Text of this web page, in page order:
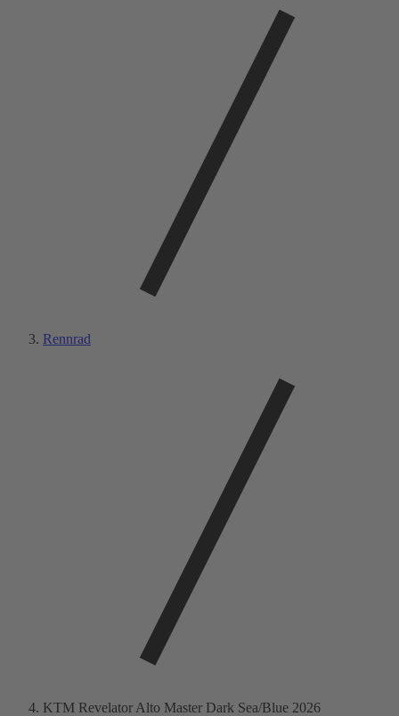
Rennrad
KTM Revelator Alto Master Dark Sea/Blue 2026